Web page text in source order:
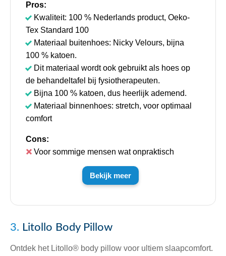
Pros:
Kwaliteit: 100 % Nederlands product, Oeko-
Tex Standard 100
Materiaal buitenhoes: Nicky Velours, bijna
100 % katoen.
Dit materiaal wordt ook gebruikt als hoes op
de behandeltafel bij fysiotherapeuten.
Bijna 100 % katoen, dus heerlijk ademend.
Materiaal binnenhoes: stretch, voor optimaal
comfort
Cons:
Voor sommige mensen wat onpraktisch
Bekijk meer
3. Litollo Body Pillow
Ontdek het Litollo® body pillow voor ultiem slaapcomfort.